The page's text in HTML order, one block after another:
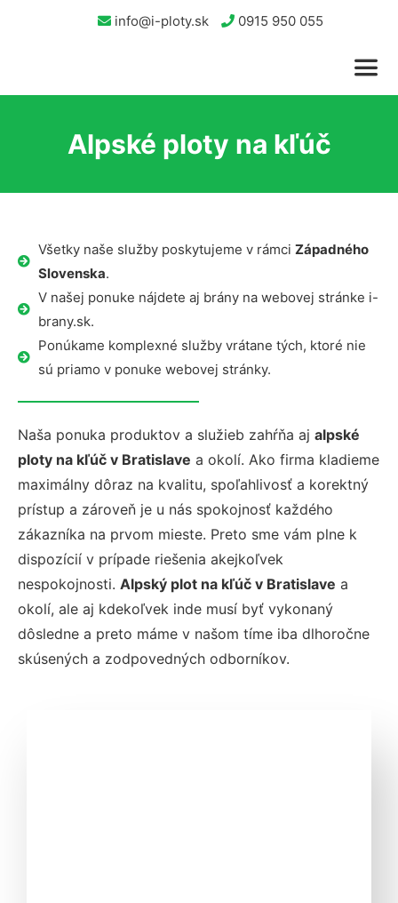
info@i-ploty.sk 0915 950 055
Alpské ploty na kľúč
Všetky naše služby poskytujeme v rámci Západného
Slovenska.
V našej ponuke nájdete aj brány na webovej stránke i-
brany.sk.
Ponúkame komplexné služby vrátane tých, ktoré nie
sú priamo v ponuke webovej stránky.
Naša ponuka produktov a služieb zahŕňa aj alpské
ploty na kľúč v Bratislave a okolí. Ako firma kladieme
maximálny dôraz na kvalitu, spoľahlivosť a korektný
prístup a zároveň je u nás spokojnosť každého
zákazníka na prvom mieste. Preto sme vám plne k
dispozícií v prípade riešenia akejkoľvek
nespokojnosti. Alpský plot na kľúč v Bratislave a
okolí, ale aj kdekoľvek inde musí byť vykonaný
dôsledne a preto máme v našom tíme iba dlhoročne
skúsených a zodpovedných odborníkov.